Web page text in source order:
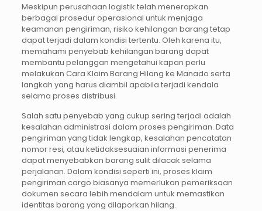
Meskipun perusahaan logistik telah menerapkan
berbagai prosedur operasional untuk menjaga
keamanan pengiriman, risiko kehilangan barang tetap
dapat terjadi dalam kondisi tertentu. Oleh karena itu,
memahami penyebab kehilangan barang dapat
membantu pelanggan mengetahui kapan perlu
melakukan Cara Klaim Barang Hilang ke Manado serta
langkah yang harus diambil apabila terjadi kendala
selama proses distribusi.
Salah satu penyebab yang cukup sering terjadi adalah
kesalahan administrasi dalam proses pengiriman. Data
pengiriman yang tidak lengkap, kesalahan pencatatan
nomor resi, atau ketidaksesuaian informasi penerima
dapat menyebabkan barang sulit dilacak selama
perjalanan. Dalam kondisi seperti ini, proses klaim
pengiriman cargo biasanya memerlukan pemeriksaan
dokumen secara lebih mendalam untuk memastikan
identitas barang yang dilaporkan hilang.